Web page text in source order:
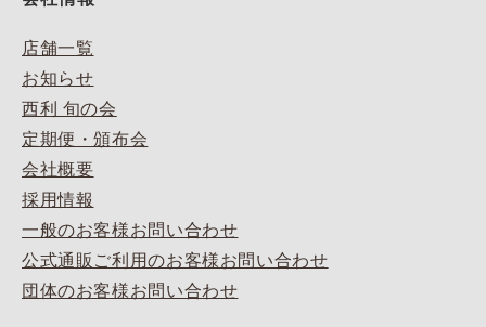
店舗一覧
お知らせ
西利 旬の会
定期便・頒布会
会社概要
採用情報
一般のお客様お問い合わせ
公式通販ご利用のお客様お問い合わせ
団体のお客様お問い合わせ